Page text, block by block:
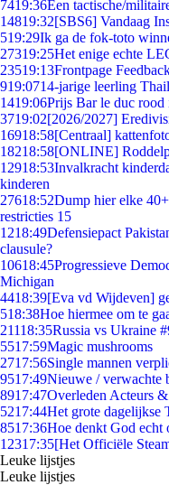
7419:36Een tactische/
14819:32[SBS6] Vandaag
519:29Ik ga de fok-toto
27319:25Het enige echte
23519:13Frontpage
919:0714-jarige leerling
1419:06Prijs Bar le duc rood
3719:02[2026/2027]
16918:58[Centraal]
18218:58[ONLINE]
12918:53Invalkracht
kinderen
27618:52Dump hier elke
restricties 15
1218:49Defensiepact
clausule?
10618:45Progressieve
Michigan
4418:39[Eva vd Wijdeven]
518:38Hoe hiermee om te
21118:35Russia vs Ukraine
5517:59Magic mushrooms
2717:56Single mannen
9517:49Nieuwe / verwachte
8917:47Overleden Acteurs
5217:44Het grote dagelijkse
8517:36Hoe denkt God echt
12317:35[Het Officiële
Leuke lijstjes
Leuke lijstjes